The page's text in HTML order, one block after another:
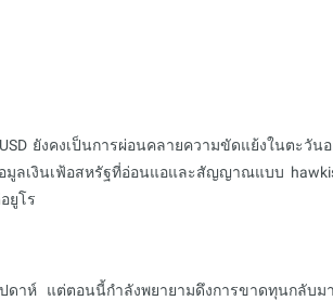
ยังคงเป็นการผ่อนคลายความขัดแย้งในตะวัน
ลเงินเฟ้อสหรัฐที่อ่อนแอและสัญญาณแบบ
ยูโร
ปดาห์ แต่ตอนนี้กำลังพยายามดึงการขาดทุนกลับ